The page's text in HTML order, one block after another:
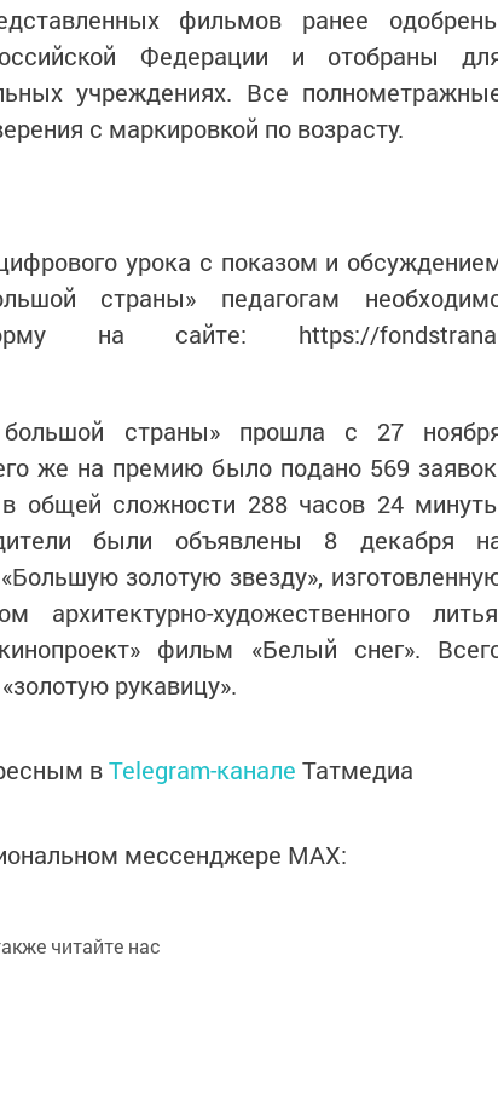
фильмов ранее
Федерации и отобраны
учреждениях. Все
с маркировкой по возрасту.
урока с показом и
страны» педагогам
на сайте: https://
большой страны» прошла с 27
же на премию было подано 569
общей сложности 288 часов 24
были объявлены 8 декабря
золотую звезду»,
художественного
фильм «Белый снег».
рукавицу».
вTelegram-канале Татмедиа
мессенджере MАХ:
читайте нас